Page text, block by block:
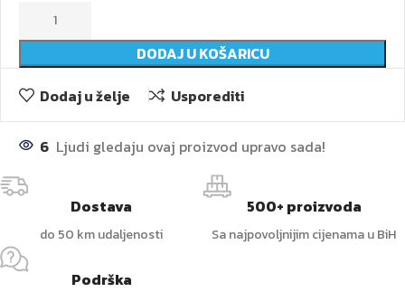
DODAJ U KOŠARICU
Dodaj u želje
Usporediti
6 Ljudi gledaju ovaj proizvod upravo sada!
Dostava
do 50 km udaljenosti
500+ proizvoda
Sa najpovoljnijim cijenama u BiH
Podrška